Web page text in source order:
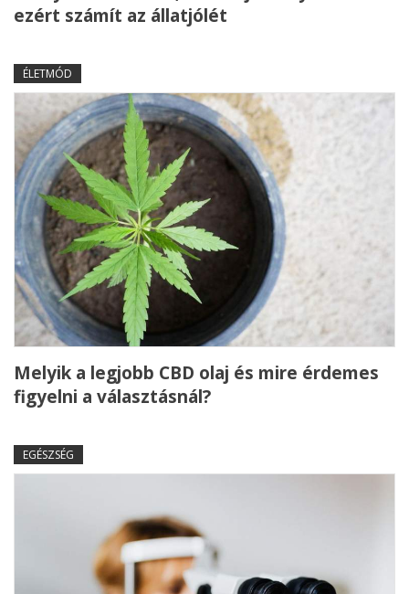
ezért számít az állatjólét
ÉLETMÓD
Melyik a legjobb CBD olaj és mire érdemes
figyelni a választásnál?
EGÉSZSÉG